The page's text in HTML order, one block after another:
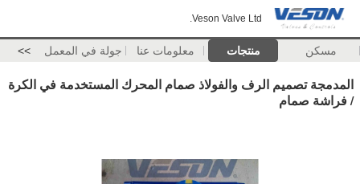
Veson Valve Ltd.
مسكن منتجات معلومات عنا جولة في المعمل >>
المدمجة تصميم الرف والفولاذ صمام المحرك المستخدمة في الكرة
/ فراشة صمام